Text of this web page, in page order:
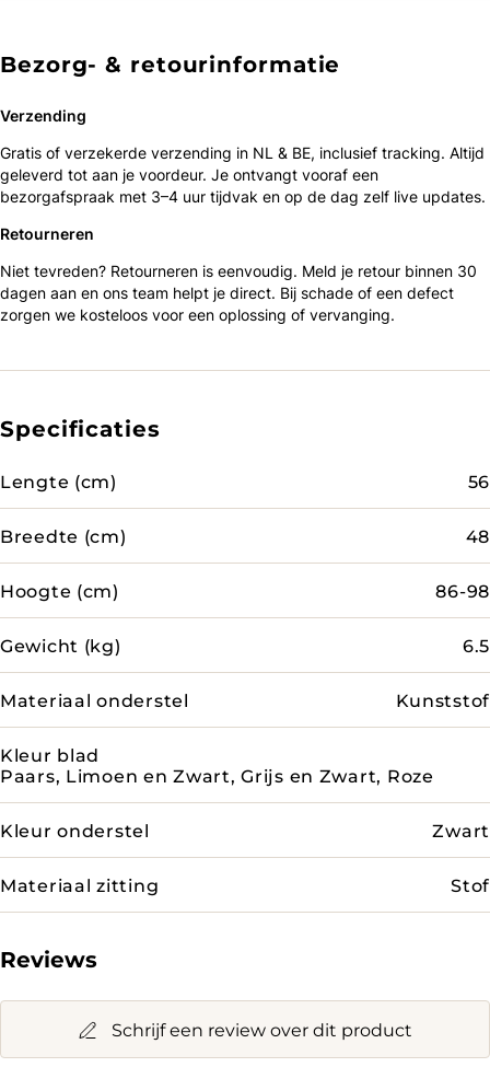
Bezorg- & retourinformatie
Verzending
Gratis of verzekerde verzending in NL & BE, inclusief tracking. Altijd
geleverd tot aan je voordeur. Je ontvangt vooraf een
bezorgafspraak met 3–4 uur tijdvak en op de dag zelf live updates.
Retourneren
Niet tevreden? Retourneren is eenvoudig. Meld je retour binnen 30
dagen aan en ons team helpt je direct. Bij schade of een defect
zorgen we kosteloos voor een oplossing of vervanging.
Specificaties
Lengte (cm) 56
Breedte (cm) 48
Hoogte (cm) 86-98
Gewicht (kg) 6.5
Materiaal onderstel Kunststof
Kleur blad
Paars, Limoen en Zwart, Grijs en Zwart, Roze
Kleur onderstel Zwart
Materiaal zitting Stof
Reviews
Schrijf een review over dit product